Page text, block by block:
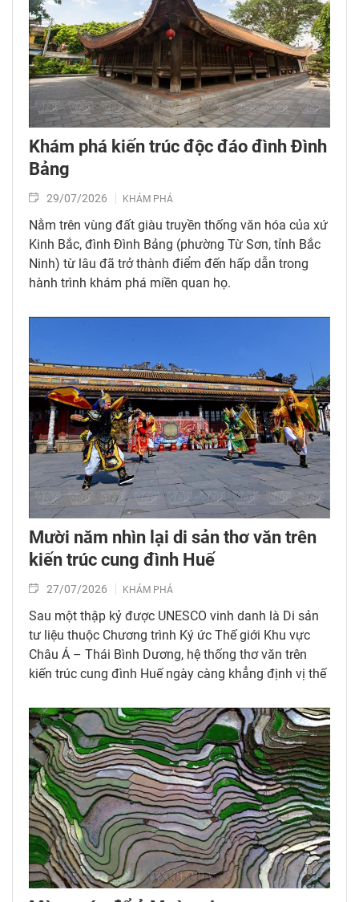
tế.
Khám phá kiến trúc độc đáo đình Đình
Bảng
29/07/2026 KHÁM PHÁ
Nằm trên vùng đất giàu truyền thống văn hóa của xứ
Kinh Bắc, đình Đình Bảng (phường Từ Sơn, tỉnh Bắc
Ninh) từ lâu đã trở thành điểm đến hấp dẫn trong
hành trình khám phá miền quan họ.
Mười năm nhìn lại di sản thơ văn trên
kiến trúc cung đình Huế
27/07/2026 KHÁM PHÁ
Sau một thập kỷ được UNESCO vinh danh là Di sản
tư liệu thuộc Chương trình Ký ức Thế giới Khu vực
Châu Á – Thái Bình Dương, hệ thống thơ văn trên
kiến trúc cung đình Huế ngày càng khẳng định vị thế